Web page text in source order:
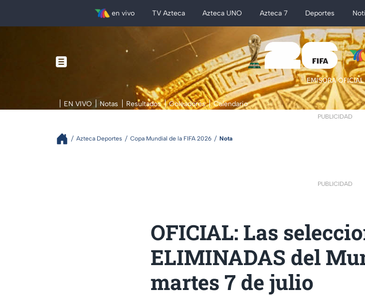
en vivo TV Azteca Azteca UNO Azteca 7 Deportes
EN VIVO Notas Resultados Goleadores Calendario
PUBLICIDAD
Azteca Deportes Copa Mundial de la FIFA 2026 Nota
PUBLICIDAD
OFICIAL: Las
ELIMINADAS del
martes 7 de julio